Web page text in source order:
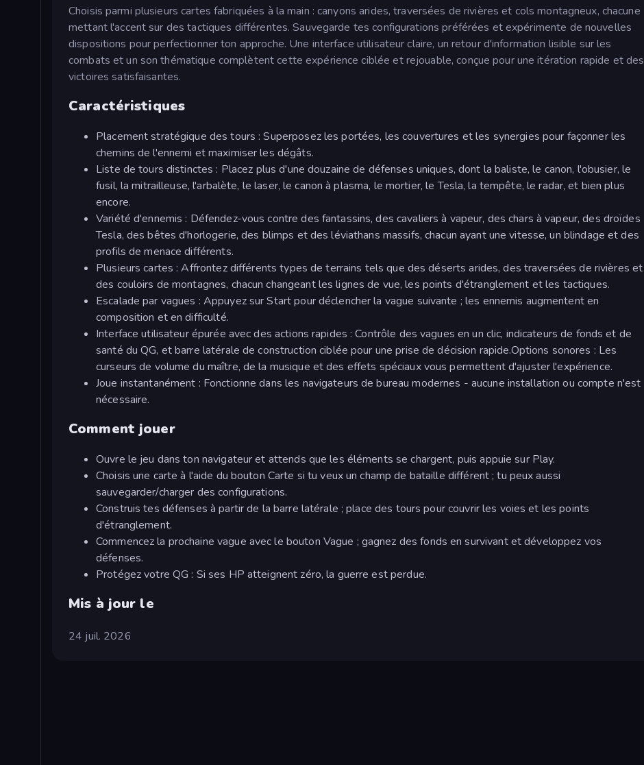
Choisis parmi plusieurs cartes fabriquées à la main : canyons arides, traversées de rivières et cols montagneux, chacune
mettant l'accent sur des tactiques différentes. Sauvegarde tes configurations préférées et expérimente de nouvelles
dispositions pour perfectionner ton approche. Une interface utilisateur claire, un retour d'information lisible sur les
combats et un son thématique complètent cette expérience ciblée et rejouable, conçue pour une itération rapide et des
victoires satisfaisantes.
Caractéristiques
Placement stratégique des tours : Superposez les portées, les couvertures et les synergies pour façonner les
chemins de l'ennemi et maximiser les dégâts.
Liste de tours distinctes : Placez plus d'une douzaine de défenses uniques, dont la baliste, le canon, l'obusier, le
fusil, la mitrailleuse, l'arbalète, le laser, le canon à plasma, le mortier, le Tesla, la tempête, le radar, et bien plus
encore.
Variété d'ennemis : Défendez-vous contre des fantassins, des cavaliers à vapeur, des chars à vapeur, des droïdes
Tesla, des bêtes d'horlogerie, des blimps et des léviathans massifs, chacun ayant une vitesse, un blindage et des
profils de menace différents.
Plusieurs cartes : Affrontez différents types de terrains tels que des déserts arides, des traversées de rivières et
des couloirs de montagnes, chacun changeant les lignes de vue, les points d'étranglement et les tactiques.
Escalade par vagues : Appuyez sur Start pour déclencher la vague suivante ; les ennemis augmentent en
composition et en difficulté.
Interface utilisateur épurée avec des actions rapides : Contrôle des vagues en un clic, indicateurs de fonds et de
santé du QG, et barre latérale de construction ciblée pour une prise de décision rapide.Options sonores : Les
curseurs de volume du maître, de la musique et des effets spéciaux vous permettent d'ajuster l'expérience.
Joue instantanément : Fonctionne dans les navigateurs de bureau modernes - aucune installation ou compte n'est
nécessaire.
Comment jouer
Ouvre le jeu dans ton navigateur et attends que les éléments se chargent, puis appuie sur Play.
Choisis une carte à l'aide du bouton Carte si tu veux un champ de bataille différent ; tu peux aussi
sauvegarder/charger des configurations.
Construis tes défenses à partir de la barre latérale ; place des tours pour couvrir les voies et les points
d'étranglement.
Commencez la prochaine vague avec le bouton Vague ; gagnez des fonds en survivant et développez vos
défenses.
Protégez votre QG : Si ses HP atteignent zéro, la guerre est perdue.
Mis à jour le
24 juil. 2026